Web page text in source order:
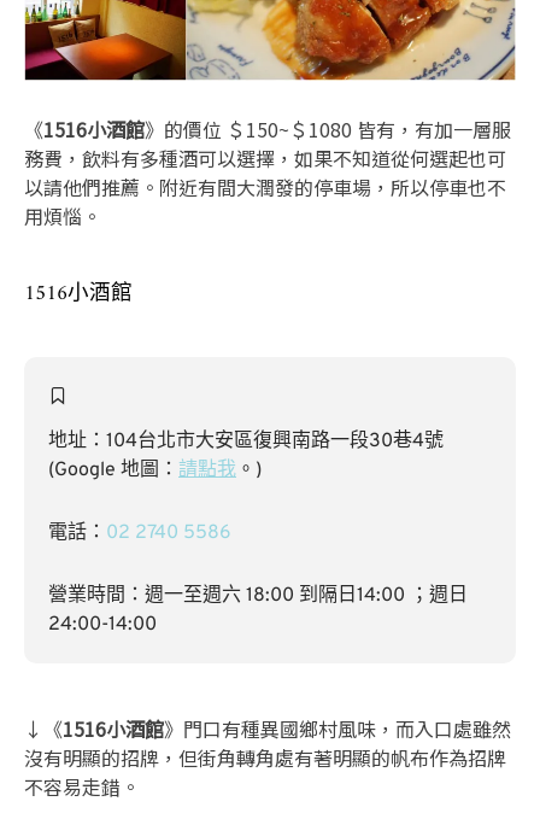
《1516小酒館》的價位 ＄150~＄1080 皆有，有加一層服
務費，飲料有多種酒可以選擇，如果不知道從何選起也可
以請他們推薦。附近有間大潤發的停車場，所以停車也不
用煩惱。
1516小酒館
地址：104台北市大安區復興南路一段30巷4號
(Google 地圖： 請點我 。)
電話： 02 2740 5586
營業時間：週一至週六 18:00 到隔日14:00 ；週日
24:00-14:00
↓《1516小酒館》門口有種異國鄉村風味，而入口處雖然
沒有明顯的招牌，但街角轉角處有著明顯的帆布作為招牌
不容易走錯。